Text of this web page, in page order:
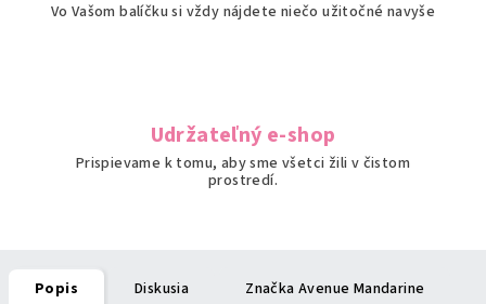
Vo Vašom balíčku si vždy nájdete niečo užitočné navyše
Udržateľný e-shop
Prispievame k tomu, aby sme všetci žili v čistom
prostredí.
Popis Diskusia Značka Avenue Mandarine